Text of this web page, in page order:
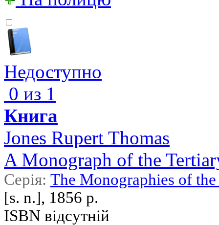
Недоступно
0 из 1
Книга
Jones Rupert Thomas
A Monograph of the
Серія: The Monographies of
[s. n.], 1856 р.
ISBN відсутній